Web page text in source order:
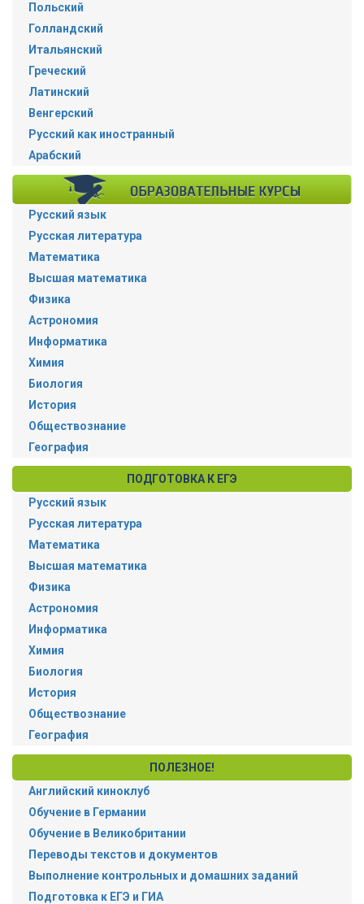
Польский
Голландский
Итальянский
Греческий
Латинский
Венгерский
Русский как иностранный
Арабский
Русский язык
Русская литература
Математика
Высшая математика
Физика
Астрономия
Информатика
Химия
Биология
История
Обществознание
География
ПОДГОТОВКА К ЕГЭ
Русский язык
Русская литература
Математика
Высшая математика
Физика
Астрономия
Информатика
Химия
Биология
История
Обществознание
География
ПОЛЕЗНОЕ!
Английский киноклуб
Обучение в Германии
Обучение в Великобритании
Переводы текстов и документов
Выполнение контрольных и домашних заданий
Подготовка к ЕГЭ и ГИА